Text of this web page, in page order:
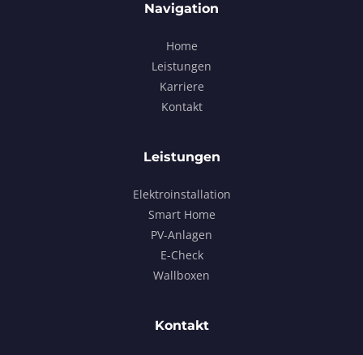
Navigation
Home
Leistungen
Karriere
Kontakt
Leistungen
Elektroinstallation
Smart Home
PV-Anlagen
E-Check
Wallboxen
Kontakt